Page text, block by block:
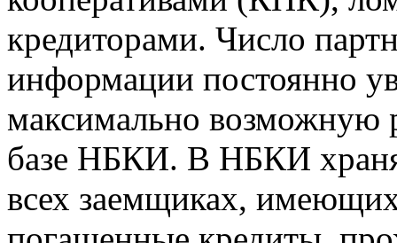
кредиторами. Число
информации постоянно
максимально возможную
базе НБКИ. В НБКИ
всех заемщиках,